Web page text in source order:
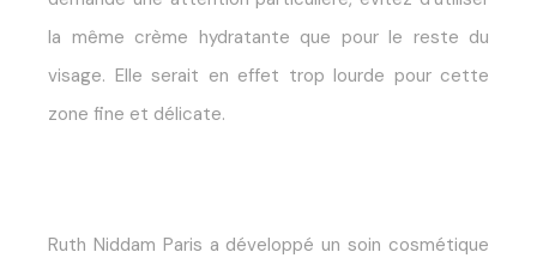
la même crème hydratante que pour le reste du
visage. Elle serait en effet trop lourde pour cette
zone fine et délicate.
Ruth Niddam Paris a développé un soin cosmétique